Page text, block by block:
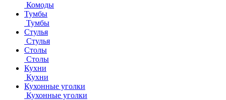
Комоды
Тумбы
Тумбы
Стулья
Стулья
Столы
Столы
Кухни
Кухни
Кухонные уголки
Кухонные уголки